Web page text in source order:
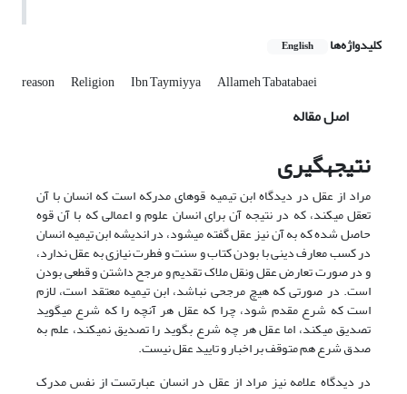
کلیدواژه‌ها English
reason Religion Ibn Taymiyya Allameh Tabatabaei
اصل مقاله
نتیجهگیری
مراد از عقل در دیدگاه ابن تیمیه قوه‏ای مدرکه است که انسان با آن
تعقل می‏کند، که در نتیجه آن برای انسان علوم و اعمالی که با آن قوه
حاصل شده که به آن نیز عقل گفته می‏شود، در اندیشه ابن تیمیه انسان
در کسب معارف دینی با بودن کتاب و سنت و فطرت نیازی به عقل ندارد،
و در صورت تعارض عقل ونقل ملاک تقدیم و مرجح داشتن و قطعی بودن
است. در صورتی که هیچ مرجحی نباشد، ابن تیمیه معتقد است، لازم
است که شرع مقدم شود، چرا که عقل هر آنچه را که شرع می‏گوید
تصدیق می‏کند، اما عقل هر چه شرع بگوید را تصدیق نمی‏کند، علم به
صدق شرع هم متوقف بر اخبار و تایید عقل نیست.
در دیدگاه علامه نیز مراد از عقل در انسان عبارتست از نفس مدرک